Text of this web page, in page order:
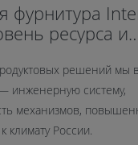
фурнитура
ресурса и
решений мы
инженерную систему,
механизмов,
климату России.